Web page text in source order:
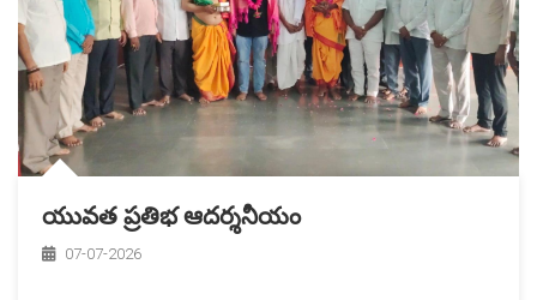
యువత ప్రతిభ ఆదర్శనీయం
07-07-2026